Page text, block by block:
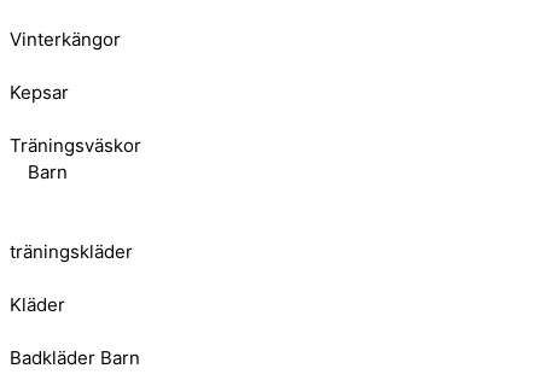
Vinterkängor
Kepsar
Träningsväskor
Barn
träningskläder
Kläder
Badkläder Barn